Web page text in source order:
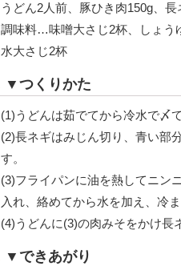
うどん2人前、豚ひき肉150g、
調味料…味噌大さじ2杯、しょう
水大さじ2杯
▼つくりかた
(1)うどんは茹でてから冷水で〆
(2)長ネギはみじん切り、青い部
す。
(3)フライパンに油を熱してニン
入れ、絡めてから水を加え、冷
(4)うどんに(3)の肉みそをかけ長
▼できあがり